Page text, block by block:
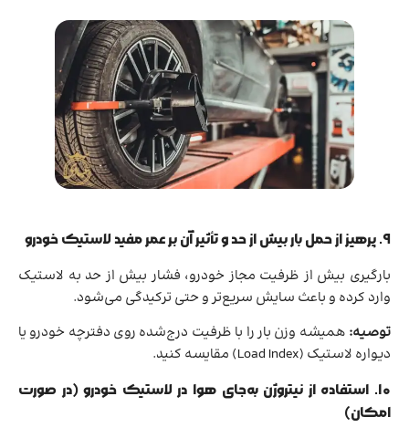
۹. پرهیز از حمل بار بیش از حد و تأثیر آن بر عمر مفید لاستیک خودرو
بارگیری بیش از ظرفیت مجاز خودرو، فشار بیش از حد به لاستیک
وارد کرده و باعث سایش سریع‌تر و حتی ترکیدگی می‌شود.
توصیه: همیشه وزن بار را با ظرفیت درج‌شده روی دفترچه خودرو یا
دیواره لاستیک (Load Index) مقایسه کنید.
۱۰. استفاده از نیتروژن به‌جای هوا در لاستیک خودرو (در صورت
امکان)